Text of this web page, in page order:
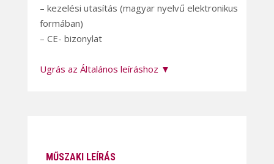
– kezelési utasítás (magyar nyelvű elektronikus
formában)
– CE- bizonylat
Ugrás az Általános leíráshoz ▼
MŰSZAKI LEÍRÁS